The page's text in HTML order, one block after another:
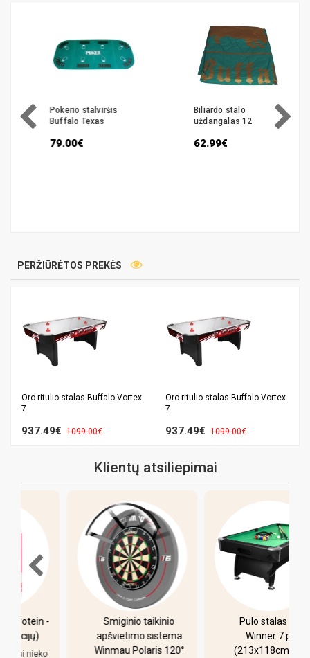
Pokerio stalviršis
Buffalo Texas
79.00€
Biliardo stalo
uždangalas 12
62.99€
PERŽIŪRĖTOS PREKĖS
Oro ritulio stalas Buffalo Vortex
7
937.49€ 1099.00€
Oro ritulio stalas Buffalo Vortex
7
937.49€ 1099.00€
Klientų atsiliepimai
Smiginio taikinio
apšvietimo sistema
Winmau Polaris 120°
Pulo stalas Bilaro
Winner 7 pėdų
(213x118cm) žalias